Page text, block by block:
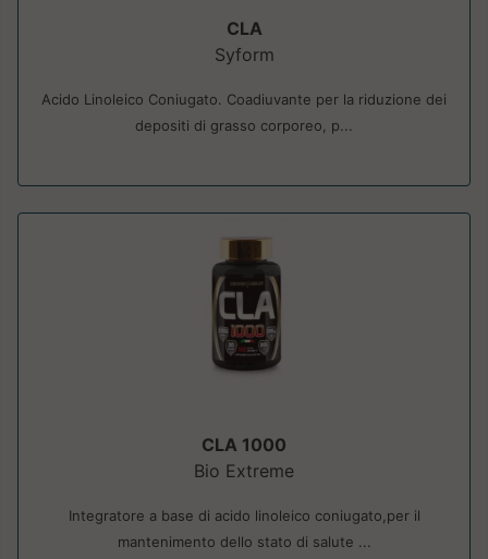
CLA
Syform
Acido Linoleico Coniugato. Coadiuvante per la riduzione dei
depositi di grasso corporeo, p...
CLA 1000
Bio Extreme
Integratore a base di acido linoleico coniugato,per il
mantenimento dello stato di salute ...